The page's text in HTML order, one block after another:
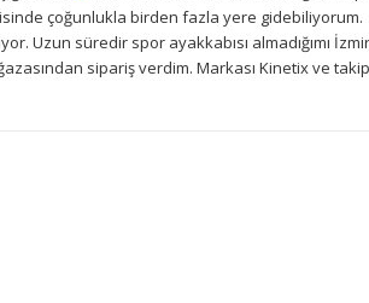
çoğunlukla birden fazla yere
Uzun süredir spor ayakkabısı almadığımı
sipariş verdim. Markası Kinetix ve